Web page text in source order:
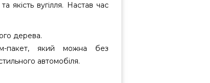
якість вугілля. Настав час
дерева.
пакет, який можна без
автомобіля.